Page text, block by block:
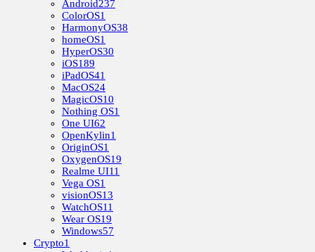
Android237
ColorOS1
HarmonyOS38
homeOS1
HyperOS30
iOS189
iPadOS41
MacOS24
MagicOS10
Nothing OS1
One UI62
OpenKylin1
OriginOS1
OxygenOS19
Realme UI11
Vega OS1
visionOS13
WatchOS11
Wear OS19
Windows57
Crypto1